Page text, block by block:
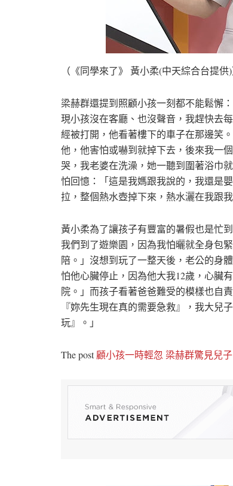
（《同學來了》 黃小柔(中天綜合台提供)
梁赫群還提到照顧小孩一刻都不能鬆懈
現小孩沒在客廳、也沒聲音，我趕快去
經被打開，他看著樓下的車子在那邊笑
他，他害怕或嚇到就掉下去，後來我一
哭，我老婆在洗澡，她一聽到圍著浴巾
怕回憶：「這是我媽跟我說的，我還是
拉，整個熱水壺掉下來，熱水灑在我跟
黃小柔為了讓孩子有豐富的暑假也是忙
我們到了遊樂園，因為我怕曬就全身包
陪。」沒想到玩了一整天後，老公的身
怕他心臟停止，因為他大我12歲，心臟
院。」而孩子看著爸爸難受的模樣也自
『妳先生現在真的需要急救』，我大兒
玩』。」
The post顧小孩一時輕忽 梁赫群驚見兒